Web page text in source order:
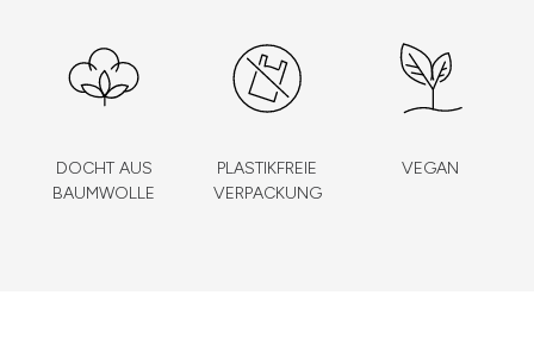
DOCHT AUS
BAUMWOLLE
PLASTIKFREIE
VERPACKUNG
VEGAN